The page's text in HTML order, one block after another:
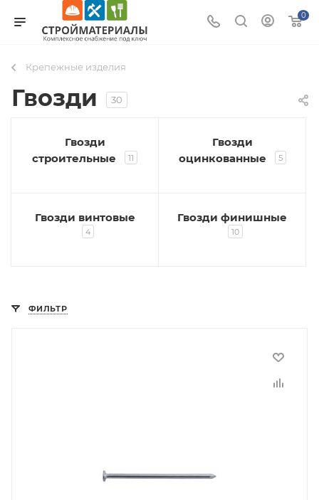
0
Крепежные изделия
Гвозди 30
Гвозди
строительные
11
Гвозди
оцинкованные
5
Гвозди винтовые
4
Гвозди финишные
10
ФИЛЬТР